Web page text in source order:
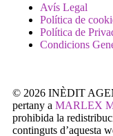
Avís Legal
Política de
Política de
Condicions
© 2026 INÈDIT
pertany a MARLEX
prohibida la
continguts d’aquesta